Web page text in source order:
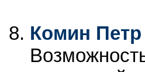
Комин Петр